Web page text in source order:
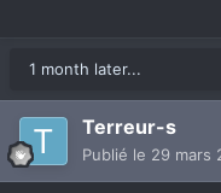
1 month later...
Terreur-s
Publié le 29 mars